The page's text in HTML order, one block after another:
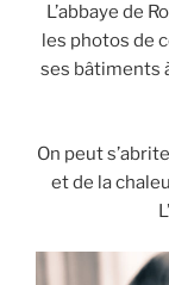
L’abbaye de
les photos de
ses bâtiments
On peut
et de la